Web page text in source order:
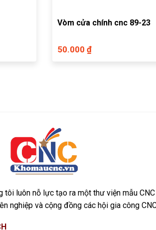
Vòm cửa chính cnc 89-23
50.000 ₫
tôi luôn nỗ lực tạo ra một thư viện mẫu
nghiệp và cộng đồng các hội gia công